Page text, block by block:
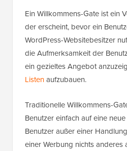
Ein Willkommens-Gate ist ein
der erscheint, bevor ein
WordPress-Websitebesitzer
die Aufmerksamkeit der
ein gezieltes Angebot
Listenaufzubauen.
Traditionelle Willkommens-
Benutzer einfach auf eine
Benutzer außer einer
einer Werbung nichts anderes